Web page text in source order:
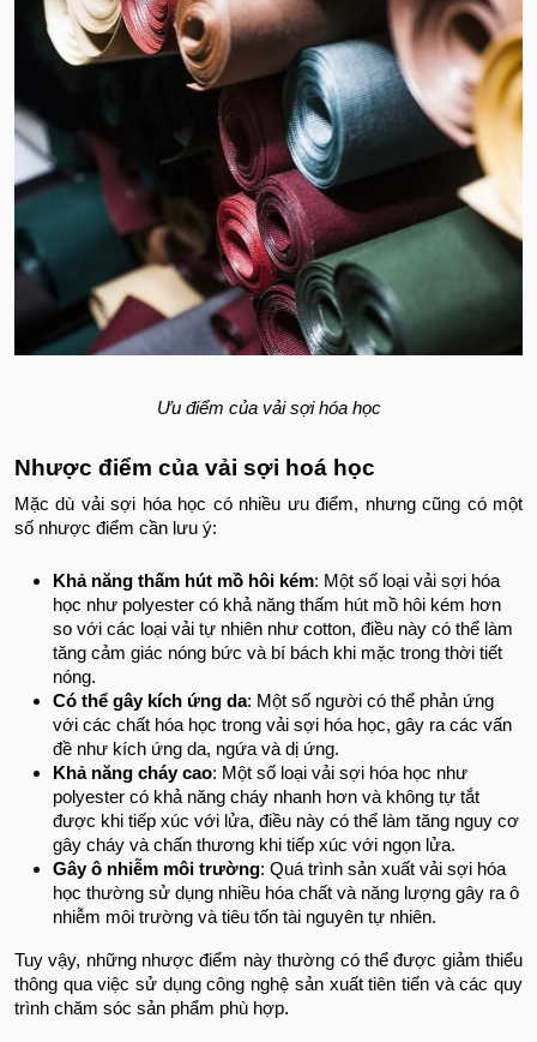
Ưu điểm của vải sợi hóa học
Nhược điểm của vải sợi hoá học
Mặc dù vải sợi hóa học có nhiều ưu điểm, nhưng cũng có một
số nhược điểm cần lưu ý:
Khả năng thấm hút mồ hôi kém: Một số loại vải sợi hóa
học như polyester có khả năng thấm hút mồ hôi kém hơn
so với các loại vải tự nhiên như cotton, điều này có thể làm
tăng cảm giác nóng bức và bí bách khi mặc trong thời tiết
nóng.
Có thể gây kích ứng da: Một số người có thể phản ứng
với các chất hóa học trong vải sợi hóa học, gây ra các vấn
đề như kích ứng da, ngứa và dị ứng.
Khả năng cháy cao: Một số loại vải sợi hóa học như
polyester có khả năng cháy nhanh hơn và không tự tắt
được khi tiếp xúc với lửa, điều này có thể làm tăng nguy cơ
gây cháy và chấn thương khi tiếp xúc với ngọn lửa.
Gây ô nhiễm môi trường: Quá trình sản xuất vải sợi hóa
học thường sử dụng nhiều hóa chất và năng lượng gây ra ô
nhiễm môi trường và tiêu tốn tài nguyên tự nhiên.
Tuy vậy, những nhược điểm này thường có thể được giảm thiểu
thông qua việc sử dụng công nghệ sản xuất tiên tiến và các quy
trình chăm sóc sản phẩm phù hợp.